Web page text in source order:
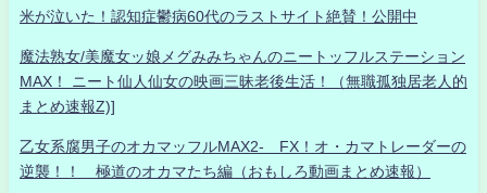
米が泣いた！認知症鬱病60代のラストサイト絶賛！公開中
魔法熟女/美魔女ッ娘メグみみちゃんのニートッフルステーション
MAX！ ニート仙人仙女の映画三昧老後生活！（無職孤独居老人的
まとめ速報Z)]
乙女系腐男子のオカマッフルMAX2- FX！オ・カマトレーダーの
逆襲！！ 極道のオカマたち編（おもしろ動画まとめ速報）